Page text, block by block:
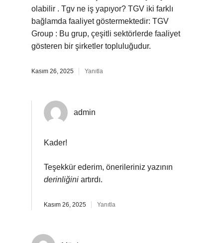
olabilir . Tgv ne iş yapıyor? TGV iki farklı
bağlamda faaliyet göstermektedir: TGV
Group : Bu grup, çeşitli sektörlerde faaliyet
gösteren bir şirketler topluluğudur.
Kasım 26, 2025 Yanıtla
admin
Kader!
Teşekkür ederim, önerileriniz yazının
derinliğini artırdı.
Kasım 26, 2025 Yanıtla